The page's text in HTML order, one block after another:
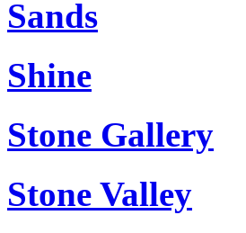
Sands
Shine
Stone Gallery
Stone Valley